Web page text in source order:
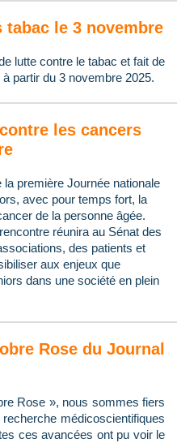
tabac le 3 novembre
lutte contre le tabac et fait de
partir du 3 novembre 2025.
les cancers
première Journée nationale
avec pour temps fort, la
de la personne âgée.
réunira au Sénat des
des patients et
aux enjeux que
dans une société en plein
Rose du Journal
Rose », nous sommes fiers
médicoscientifiques
ces avancées ont pu voir le